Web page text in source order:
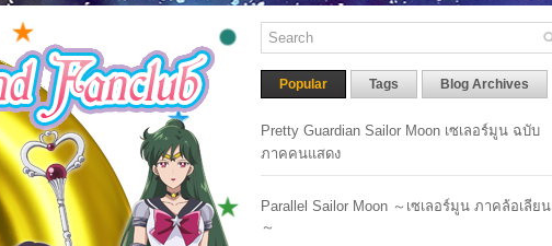
Popular Tags Blog Archives
Pretty Guardian Sailor Moon เซเลอร์มูน ฉบับ
ภาคคนแสดง
Parallel Sailor Moon ～เซเลอร์มูน ภาคล้อเลียน
～